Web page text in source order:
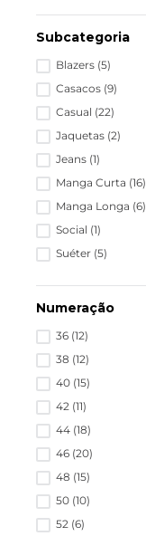
Subcategoria
Blazers (5)
Casacos (9)
Casual (22)
Jaquetas (2)
Jeans (1)
Manga Curta (16)
Manga Longa (6)
Social (1)
Suéter (5)
Numeração
36 (12)
38 (12)
40 (15)
42 (11)
44 (18)
46 (20)
48 (15)
50 (10)
52 (6)